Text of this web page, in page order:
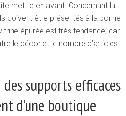
mettre en avant. Concernant la
doivent être présentés à la bonne
épurée est très tendance, car
le décor et le nombre d’articles
supports efficaces
d’une boutique